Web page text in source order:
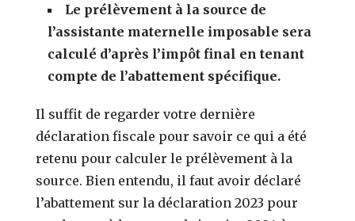
Le prélèvement à la source de
l’assistante maternelle imposable sera
calculé d’après l’impôt final en tenant
compte de l’abattement spécifique.
Il suffit de regarder votre dernière
déclaration fiscale pour savoir ce qui a été
retenu pour calculer le prélèvement à la
source. Bien entendu, il faut avoir déclaré
l’abattement sur la déclaration 2023 pour